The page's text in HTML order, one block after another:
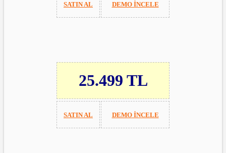
SATIN AL DEMO İNCELE
25.499 TL
SATIN AL DEMO İNCELE